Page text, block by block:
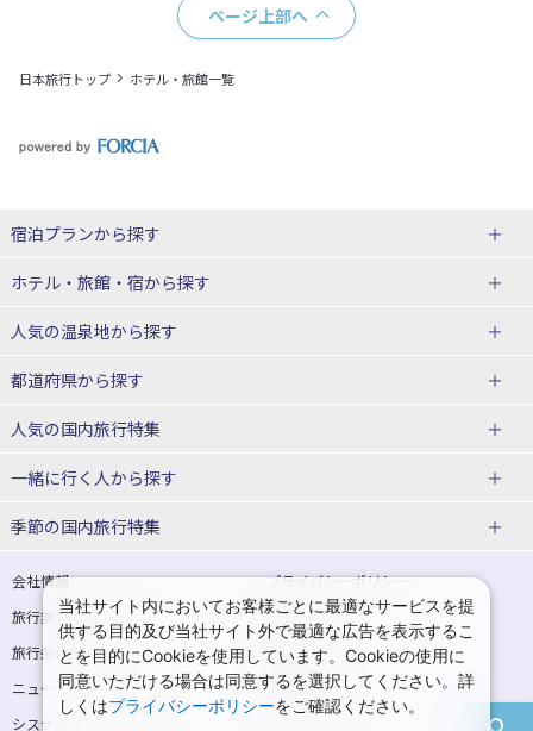
ページ上部へ
日本旅行トップ ホテル・旅館一覧
宿泊プランから探す
北海道
東北
青森県
宮城県
山形県
関東
埼玉県 千葉県
茨城県 栃木県
ホテル・旅館・宿から探す
北海道ホテル・旅館
青森県ホテル・旅館
宮城県ホテル・旅館
山形県ホテル・旅館
東京都ホテル・旅館 神奈川県ホテル・旅館
埼玉県ホテル・旅館 千葉県ホテル・旅館
茨城県ホテル・旅館 栃木県ホテル・旅館
人気の温泉地から探す
北海道
湯の川温泉(北海道)
十勝川温泉(北海道)
洞爺湖温泉(北海道)
層雲峡温泉(北海道)
東北
花巻温泉(岩手) 蔵王温泉(山形)
かみのやま温泉(山形) 鳴子温泉(宮城)
都道府県から探す
北海道旅行・ツアー
東北
青森旅行・ツアー 岩手旅行・ツアー
宮城旅行・ツアー 秋田旅行・ツアー
山形旅行・ツアー 福島旅行・ツアー
人気の国内旅行特集
東京ディズニーリゾート®への旅
ユニバーサル・スタジオ・ジャパ
一緒に行く人から探す
一人旅 国内版
カップル・夫婦旅行 国内版 女子旅 国内版
卒業旅行・学生旅行 国内版
季節の国内旅行特集
桜・お花見特集
ゴールデンウィーク（GW）の国内
旅行
夏休み・お盆の国内旅行 7月の国内旅行
8月の国内旅行 9月の国内旅行
会社情報
プライバシーポリシー
旅行業登録票・約款
規約集
旅行条件書
商標について
ニュースリリース
採用情報
システムメンテナンスの
当社サイト内においてお客様ごとに最適なサービスを提
供する目的及び当社サイト外で最適な広告を表示するこ
とを目的にCookieを使用しています。Cookieの使用に
同意いただける場合は同意するを選択してください。詳
しくはプライバシーポリシーをご確認ください。